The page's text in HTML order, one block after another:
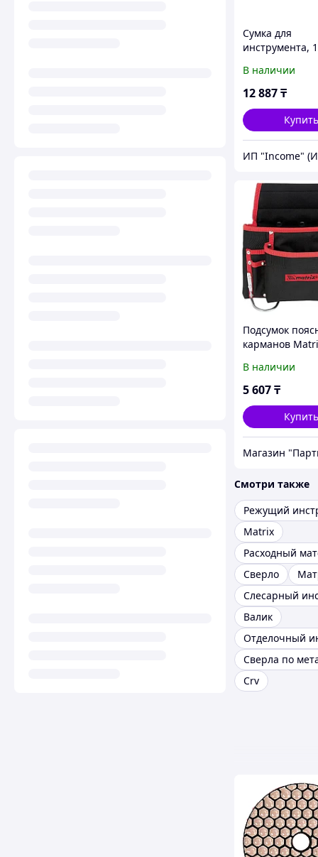
Сумка для
инструмента,
360 мм Matrix
В наличии
12 887₸
Купить
ИП "Income"
Подсумок
карманов
В наличии
5 607₸
Купить
Смотри также
Режущий
Matrix
Расходный
Сверло
Валик
Сверла по
Crv